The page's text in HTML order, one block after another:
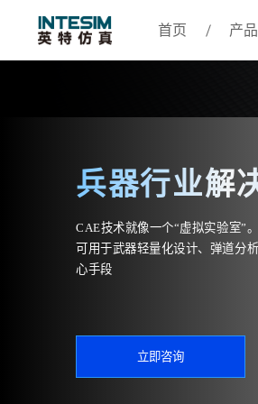
首页 产
兵器行业解
CAE技术就像一个“虚拟实验室”
可用于武器轻量化设计、弹道分
心手段
立即咨询